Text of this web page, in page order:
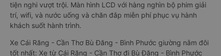
đáp ứng yêu cầu ngày càng cao của khách hàng về chất
lượng dịch vụ vận tải. So với xe giường nằm thông thường, xe
giường nằm đôi đi Bù Đăng - Bình Phước có nhiều ưu điểm và
tiện nghi vượt trội. Màn hình LCD với hàng nghìn bộ phim giải
trí, wifi, và nước uống và chăn đắp miễn phí phục vụ hành